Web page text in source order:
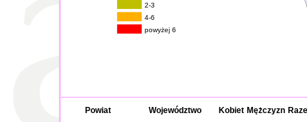
2-3
4-6
powyżej 6
Powiat Województwo Kobiet Mężczyzn